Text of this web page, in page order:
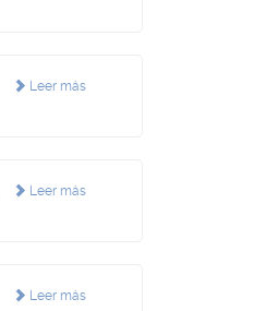
Leer más
Leer más
Leer más